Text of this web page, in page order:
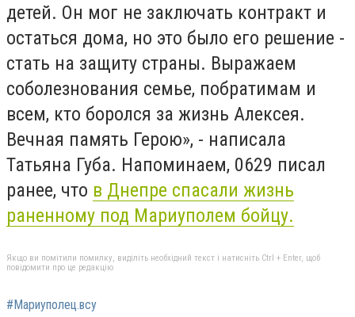
детей. Он мог не заключать контракт и
остаться дома, но это было его решение -
стать на защиту страны. Выражаем
соболезнования семье, побратимам и
всем, кто боролся за жизнь Алексея.
Вечная память Герою», - написала
Татьяна Губа. Напоминаем, 0629 писал
ранее, что в Днепре спасали жизнь
раненному под Мариуполем бойцу.
Якщо ви помітили помилку, виділіть необхідний текст і натисніть Ctrl + Enter, щоб
повідомити про це редакцію
#Мариуполец.всу